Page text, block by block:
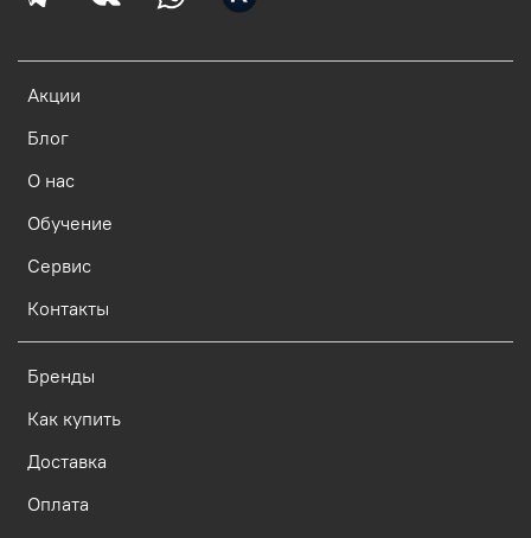
Акции
Блог
О нас
Обучение
Сервис
Контакты
Бренды
Как купить
Доставка
Оплата